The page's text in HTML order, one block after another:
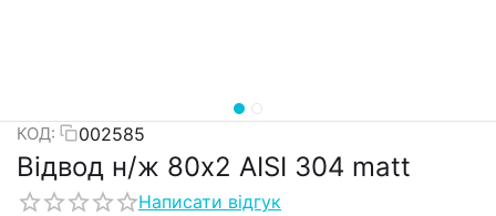
КОД: 002585
Відвод н/ж 80х2 AISI 304 matt
Написати відгук